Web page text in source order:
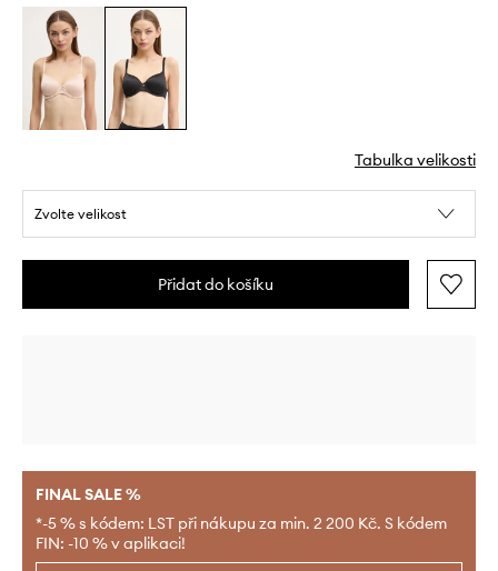
Tabulka velikosti
Zvolte velikost
Přidat do košíku
FINAL SALE %
*-5 % s kódem: LST při nákupu za min. 2 200 Kč. S kódem
FIN: -10 % v aplikaci!